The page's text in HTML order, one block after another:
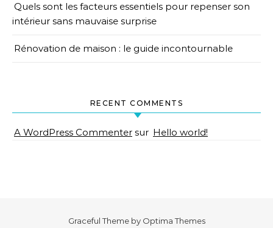
Quels sont les facteurs essentiels pour repenser son
intérieur sans mauvaise surprise
Rénovation de maison : le guide incontournable
RECENT COMMENTS
A WordPress Commenter sur Hello world!
Graceful Theme by Optima Themes